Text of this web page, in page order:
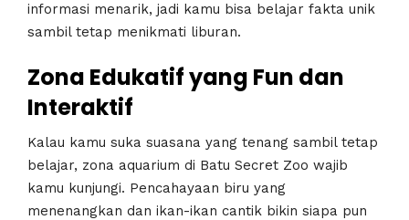
informasi menarik, jadi kamu bisa belajar fakta unik
sambil tetap menikmati liburan.
Zona Edukatif yang Fun dan
Interaktif
Kalau kamu suka suasana yang tenang sambil tetap
belajar, zona aquarium di Batu Secret Zoo wajib
kamu kunjungi. Pencahayaan biru yang
menenangkan dan ikan-ikan cantik bikin siapa pun